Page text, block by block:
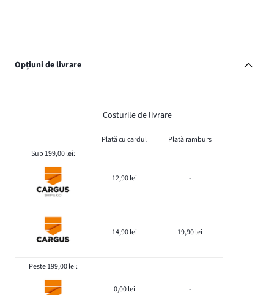
Opțiuni de livrare
Costurile de livrare
Plată cu cardul
Plată ramburs
Sub 199,00 lei:
12,90 lei -
14,90 lei 19,90 lei
Peste 199,00 lei:
0,00 lei -